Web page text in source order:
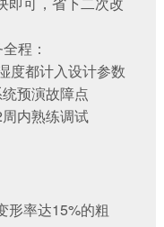
程：
都计入设计参数
预演故障点
内熟练调试
率达15%的粗